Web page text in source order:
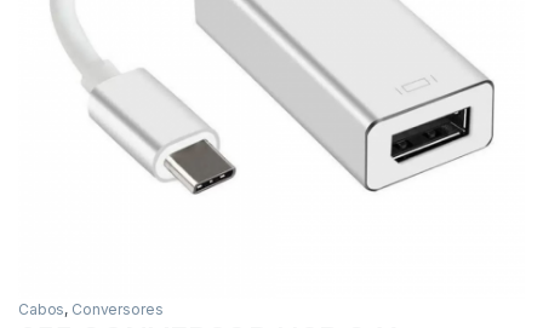
Cabos, Conversores